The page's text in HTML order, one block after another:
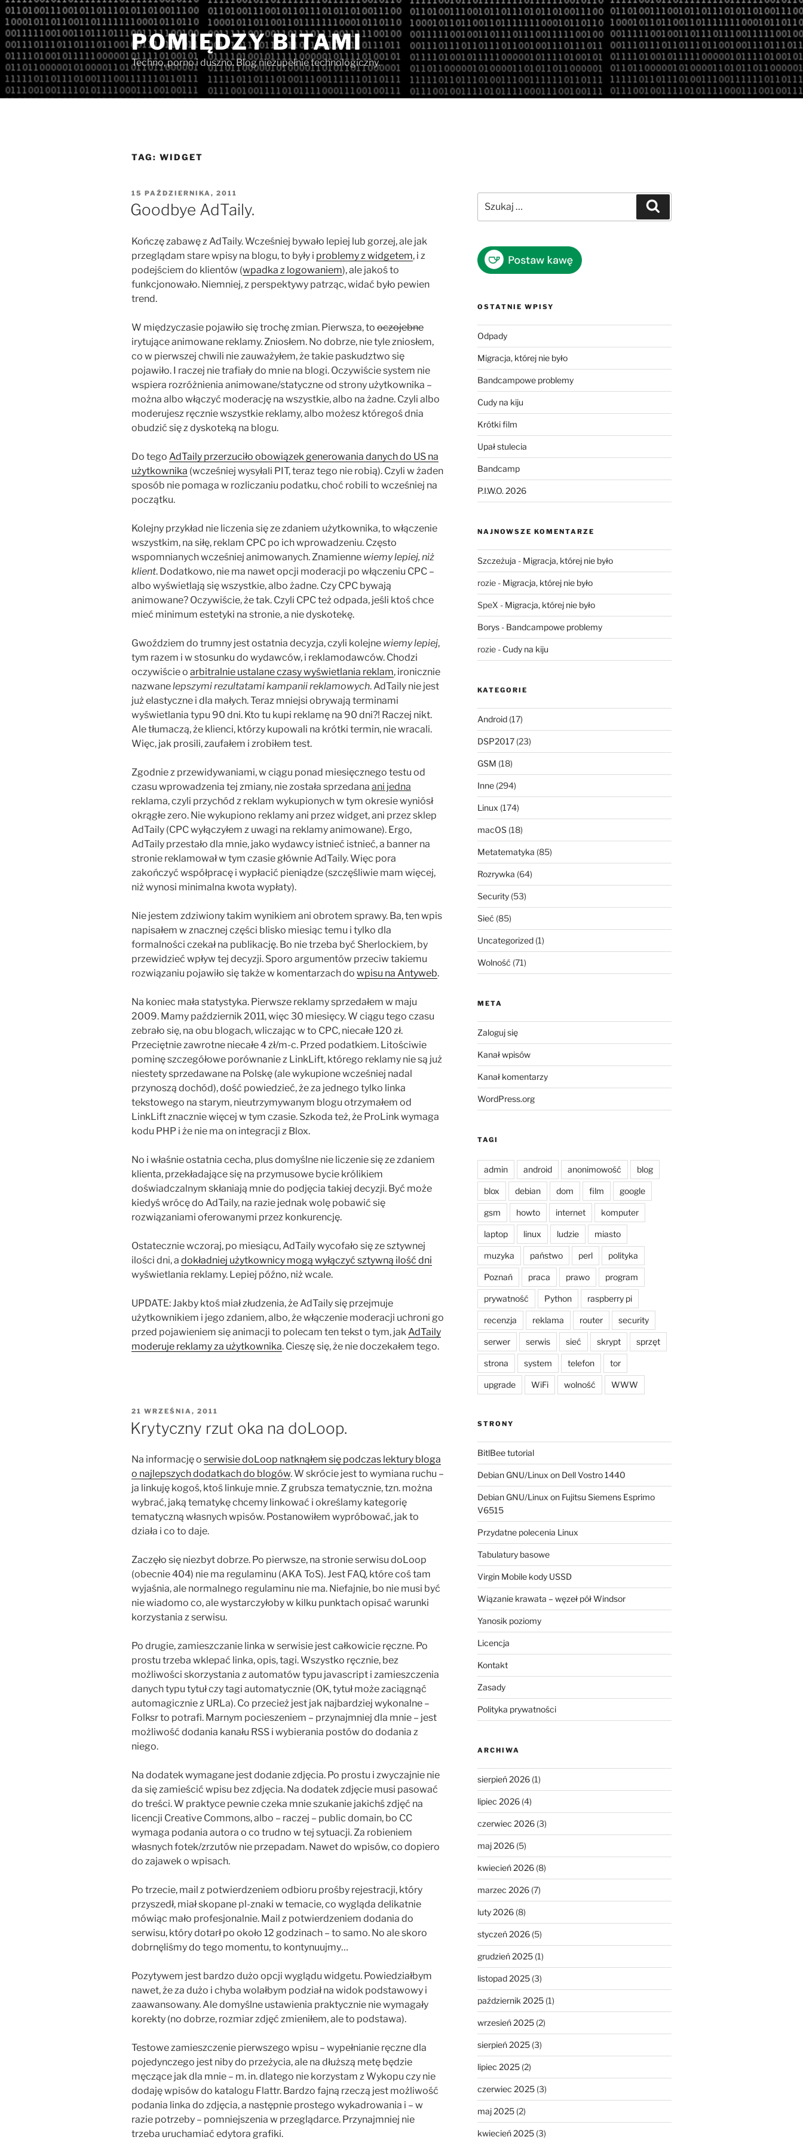
Przejdź
do
treści
POMIĘDZY BITAMI
Techno, porno i duszno. Blog niezupełnie technologiczny.
TAG: WIDGET
OPUBLIKOWANE
W
15 PAŹDZIERNIKA, 2011
Goodbye AdTaily.
Kończę zabawę z AdTaily. Wcześniej bywało lepiej lub gorzej, ale jak
przeglądam stare wpisy na blogu, to były i problemy z widgetem, i z
podejściem do klientów (wpadka z logowaniem), ale jakoś to
funkcjonowało. Niemniej, z perspektywy patrząc, widać było pewien
trend.
W międzyczasie pojawiło się trochę zmian. Pierwsza, to oczojebne
irytujące animowane reklamy. Zniosłem. No dobrze, nie tyle zniosłem,
co w pierwszej chwili nie zauważyłem, że takie paskudztwo się
pojawiło. I raczej nie trafiały do mnie na blogi. Oczywiście system nie
wspiera rozróżnienia animowane/statyczne od strony użytkownika –
można albo włączyć moderację na wszystkie, albo na żadne. Czyli albo
moderujesz ręcznie wszystkie reklamy, albo możesz któregoś dnia
obudzić się z dyskoteką na blogu.
Do tego AdTaily przerzuciło obowiązek generowania danych do US na
użytkownika (wcześniej wysyłali PIT, teraz tego nie robią). Czyli w żaden
sposób nie pomaga w rozliczaniu podatku, choć robili to wcześniej na
początku.
Kolejny przykład nie liczenia się ze zdaniem użytkownika, to włączenie
wszystkim, na siłę, reklam CPC po ich wprowadzeniu. Często
wspomnianych wcześniej animowanych. Znamienne wiemy lepiej, niż
klient. Dodatkowo, nie ma nawet opcji moderacji po włączeniu CPC –
albo wyświetlają się wszystkie, albo żadne. Czy CPC bywają
animowane? Oczywiście, że tak. Czyli CPC też odpada, jeśli ktoś chce
mieć minimum estetyki na stronie, a nie dyskotekę.
Gwoździem do trumny jest ostatnia decyzja, czyli kolejne wiemy lepiej,
tym razem i w stosunku do wydawców, i reklamodawców. Chodzi
oczywiście o arbitralnie ustalane czasy wyświetlania reklam, ironicznie
nazwanelepszymi rezultatami kampanii reklamowych. AdTaily nie jest
już elastyczne i dla małych. Teraz mniejsi obrywają terminami
wyświetlania typu 90 dni. Kto tu kupi reklamę na 90 dni?! Raczej nikt.
Ale tłumaczą, że klienci, którzy kupowali na krótki termin, nie wracali.
Więc, jak prosili, zaufałem i zrobiłem test.
Zgodnie z przewidywaniami, w ciągu ponad miesięcznego testu od
czasu wprowadzenia tej zmiany, nie została sprzedana ani jedna
reklama, czyli przychód z reklam wykupionych w tym okresie wyniósł
okrągłe zero. Nie wykupiono reklamy ani przez widget, ani przez sklep
AdTaily (CPC wyłączyłem z uwagi na reklamy animowane). Ergo,
AdTaily przestało dla mnie, jako wydawcy istnieć istnieć, a banner na
stronie reklamował w tym czasie głównie AdTaily. Więc pora
zakończyć współpracę i wypłacić pieniądze (szczęśliwie mam więcej,
niż wynosi minimalna kwota wypłaty).
Nie jestem zdziwiony takim wynikiem ani obrotem sprawy. Ba, ten wpis
napisałem w znacznej części blisko miesiąc temu i tylko dla
formalności czekał na publikację. Bo nie trzeba być Sherlockiem, by
przewidzieć wpływ tej decyzji. Sporo argumentów przeciw takiemu
rozwiązaniu pojawiło się także w komentarzach do wpisu na Antyweb.
Na koniec mała statystyka. Pierwsze reklamy sprzedałem w maju
2009. Mamy październik 2011, więc 30 miesięcy. W ciągu tego czasu
zebrało się, na obu blogach, wliczając w to CPC, niecałe 120 zł.
Przeciętnie zawrotne niecałe 4 zł/m-c. Przed podatkiem. Litościwie
pominę szczegółowe porównanie z LinkLift, którego reklamy nie są już
niestety sprzedawane na Polskę (ale wykupione wcześniej nadal
przynoszą dochód), dość powiedzieć, że za jednego tylko linka
tekstowego na starym, nieutrzymywanym blogu otrzymałem od
LinkLift znacznie więcej w tym czasie. Szkoda też, że ProLink wymaga
kodu PHP i że nie ma on integracji z Blox.
No i właśnie ostatnia cecha, plus domyślne nie liczenie się ze zdaniem
klienta, przekładające się na przymusowe bycie królikiem
doświadczalnym skłaniają mnie do podjęcia takiej decyzji. Być może
kiedyś wrócę do AdTaily, na razie jednak wolę pobawić się
rozwiązaniami oferowanymi przez konkurencję.
Ostatecznie wczoraj, po miesiącu, AdTaily wycofało się ze sztywnej
ilości dni, a dokładniej użytkownicy mogą wyłączyć sztywną ilość dni
wyświetlania reklamy. Lepiej późno, niż wcale.
UPDATE: Jakby ktoś miał złudzenia, że AdTaily się przejmuje
użytkownikiem i jego zdaniem, albo, że włączenie moderacji uchroni go
przed pojawieniem się animacji to polecam ten tekst o tym, jak AdTaily
moderuje reklamy za użytkownika. Cieszę się, że nie doczekałem tego.
OPUBLIKOWANE
21 WRZEŚNIA, 2011
Krytyczny rzut oka na doLoop.
Na informację o serwisie doLoop natknąłem się podczas lektury bloga
o najlepszych dodatkach do blogów. W skrócie jest to wymiana ruchu –
ja linkuję kogoś, ktoś linkuje mnie. Z grubsza tematycznie, tzn. można
wybrać, jaką tematykę chcemy linkować i określamy kategorię
tematyczną własnych wpisów. Postanowiłem wypróbować, jak to
działa i co to daje.
Zaczęło się niezbyt dobrze. Po pierwsze, na stronie serwisu doLoop
(obecnie 404) nie ma regulaminu (AKA ToS). Jest FAQ, które coś tam
wyjaśnia, ale normalnego regulaminu nie ma. Niefajnie, bo nie musi być
nie wiadomo co, ale wystarczyłoby w kilku punktach opisać warunki
korzystania z serwisu.
Po drugie, zamieszczanie linka w serwisie jest całkowicie ręczne. Po
prostu trzeba wklepać linka, opis, tagi. Wszystko ręcznie, bez
możliwości skorzystania z automatów typu javascript i zamieszczenia
danych typu tytuł czy tagi automatycznie (OK, tytuł może zaciągnąć
automagicznie z URLa). Co przecież jest jak najbardziej wykonalne –
Folksr to potrafi. Marnym pocieszeniem – przynajmniej dla mnie – jest
możliwość dodania kanału RSS i wybierania postów do dodania z
niego.
Na dodatek wymagane jest dodanie zdjęcia. Po prostu i zwyczajnie nie
da się zamieścić wpisu bez zdjęcia. Na dodatek zdjęcie musi pasować
do treści. W praktyce pewnie czeka mnie szukanie jakichś zdjęć na
licencji Creative Commons, albo – raczej – public domain, bo CC
wymaga podania autora o co trudno w tej sytuacji. Za robieniem
własnych fotek/zrzutów nie przepadam. Nawet do wpisów, co dopiero
do zajawek o wpisach.
Po trzecie, mail z potwierdzeniem odbioru prośby rejestracji, który
przyszedł, miał skopane pl-znaki w temacie, co wygląda delikatnie
mówiąc mało profesjonalnie. Mail z potwierdzeniem dodania do
serwisu, który dotarł po około 12 godzinach – to samo. No ale skoro
dobrnęliśmy do tego momentu, to kontynuujmy…
Pozytywem jest bardzo dużo opcji wyglądu widgetu. Powiedziałbym
nawet, że za dużo i chyba wolałbym podział na widok podstawowy i
zaawansowany. Ale domyślne ustawienia praktycznie nie wymagały
korekty (no dobrze, rozmiar zdjęć zmieniłem, ale to podstawa).
Testowe zamieszczenie pierwszego wpisu – wypełnianie ręczne dla
pojedynczego jest niby do przeżycia, ale na dłuższą metę będzie
męczące jak dla mnie – m. in. dlatego nie korzystam z Wykopu czy nie
dodaję wpisów do katalogu Flattr. Bardzo fajną rzeczą jest możliwość
podania linka do zdjęcia, a następnie prostego wykadrowania i – w
razie potrzeby – pomniejszenia w przeglądarce. Przynajmniej nie
trzeba uruchamiać edytora grafiki.
OSTATNIE WPISY
Odpady
Migracja, której nie było
Bandcampowe problemy
Cudy na kiju
Krótki film
Upał stulecia
Bandcamp
P.I.W.O. 2026
NAJNOWSZE KOMENTARZE
Szczeżuja - Migracja, której nie było
rozie- Migracja, której nie było
SpeX - Migracja, której nie było
Borys- Bandcampowe problemy
rozie- Cudy na kiju
KATEGORIE
Android(17)
DSP2017(23)
GSM (18)
Inne(294)
Linux (174)
macOS(18)
Metatematyka (85)
Rozrywka (64)
Security(53)
Sieć (85)
Uncategorized(1)
Wolność (71)
META
Zaloguj się
Kanał wpisów
Kanał komentarzy
WordPress.org
TAGI
admin android anonimowość blog
blox debian dom film google
gsm howto internet komputer
laptop linux ludzie miasto
muzyka państwo perl polityka
Poznań praca prawo program
prywatność Python raspberry pi
recenzja reklama router security
serwer serwis sieć skrypt sprzęt
strona system telefon tor
upgrade WiFi wolność WWW
STRONY
BitlBee tutorial
Debian GNU/Linux on Dell Vostro 1440
Debian GNU/Linux on Fujitsu Siemens Esprimo
V6515
Przydatne polecenia Linux
Tabulatury basowe
Virgin Mobile kody USSD
Wiązanie krawata – węzeł pół Windsor
Yanosik poziomy
Licencja
Kontakt
Zasady
Polityka prywatności
ARCHIWA
sierpień 2026(1)
lipiec 2026(4)
czerwiec 2026(3)
maj 2026(5)
kwiecień 2026(8)
marzec 2026(7)
luty 2026(8)
styczeń 2026(5)
grudzień 2025(1)
listopad 2025(3)
październik 2025(1)
wrzesień 2025(2)
sierpień 2025(3)
lipiec 2025(2)
czerwiec 2025(3)
maj 2025(2)
kwiecień 2025(3)